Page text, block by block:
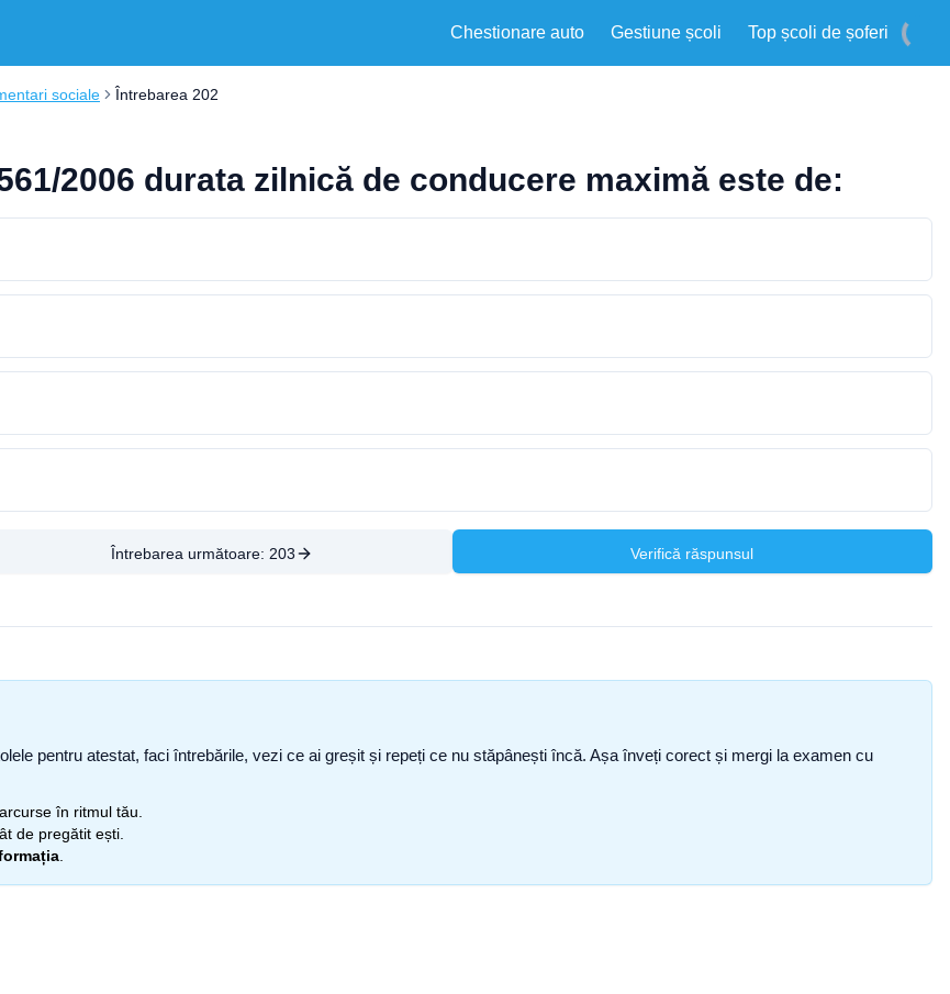
Chestionare auto Gestiune școli Top școli de șoferi
sociale Întrebarea 202
2006 durata zilnică de conducere maximă este de:
Întrebarea următoare: 203 Verifică răspunsul
pentru atestat, faci întrebările, vezi ce ai greșit și repeți ce nu stăpânești încă. Așa înveți corect și mergi la examen cu
în ritmul tău.
de pregătit ești.